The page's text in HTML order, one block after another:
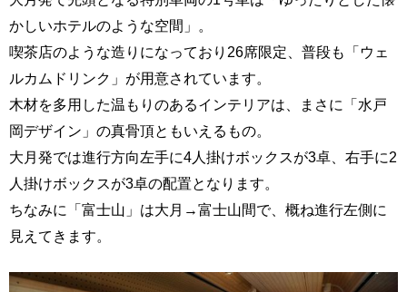
かしいホテルのような空間」。
喫茶店のような造りになっており26席限定、普段も「ウェ
ルカムドリンク」が用意されています。
木材を多用した温もりのあるインテリアは、まさに「水戸
岡デザイン」の真骨頂ともいえるもの。
大月発では進行方向左手に4人掛けボックスが3卓、右手に2
人掛けボックスが3卓の配置となります。
ちなみに「富士山」は大月→富士山間で、概ね進行左側に
見えてきます。